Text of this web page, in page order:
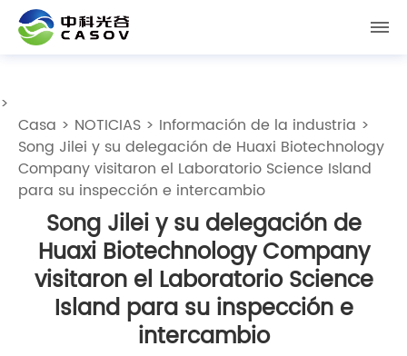
>
Casa > NOTICIAS > Información de la industria >
Song Jilei y su delegación de Huaxi Biotechnology
Company visitaron el Laboratorio Science Island
para su inspección e intercambio
Song Jilei y su delegación de
Huaxi Biotechnology Company
visitaron el Laboratorio Science
Island para su inspección e
intercambio